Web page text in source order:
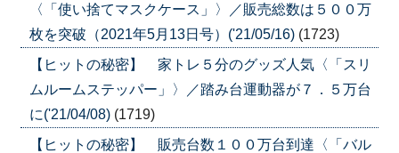
〈「使い捨てマスクケース」〉／販売総数は５００万
枚を突破（2021年5月13日号）('21/05/16) (1723)
【ヒットの秘密】 家トレ５分のグッズ人気〈「スリ
ムルームステッパー」〉／踏み台運動器が７．５万台
に('21/04/08) (1719)
【ヒットの秘密】 販売台数１００万台到達〈「バル